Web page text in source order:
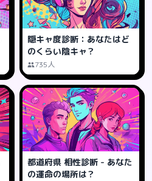
隠キャ度診断：あなたはど
のくらい陰キャ？
735人
都道府県 相性診断 - あなた
の運命の場所は？